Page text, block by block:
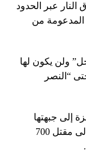
النار عبر الحدود
من
ولن يكون لها
“النصر
إلى جبهتها
الشمالية مع لبنان حيث أدى القصف العنيف إلى مقتل 700